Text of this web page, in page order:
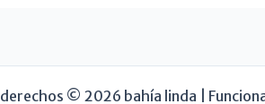
© 2026 bahía linda |